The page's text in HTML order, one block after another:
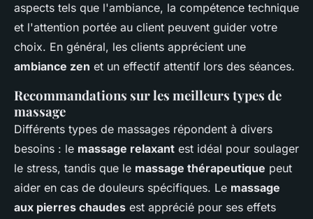
aspects tels que l'ambiance, la compétence technique
et l'attention portée au client peuvent guider votre
choix. En général, les clients apprécient une
ambiance zen et un effectif attentif lors des séances.
Recommandations sur les meilleurs types de
massage
Différents types de massages répondent à divers
besoins : le massage relaxant est idéal pour soulager
le stress, tandis que le massage thérapeutique peut
aider en cas de douleurs spécifiques. Le massage
aux pierres chaudes est apprécié pour ses effets